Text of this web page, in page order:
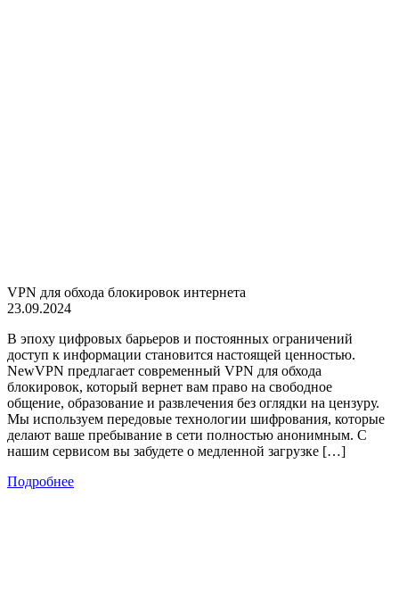
VPN для обхода блокировок интернета
23.09.2024
В эпоху цифровых барьеров и постоянных ограничений
доступ к информации становится настоящей ценностью.
NewVPN предлагает современный VPN для обхода
блокировок, который вернет вам право на свободное
общение, образование и развлечения без оглядки на цензуру.
Мы используем передовые технологии шифрования, которые
делают ваше пребывание в сети полностью анонимным. С
нашим сервисом вы забудете о медленной загрузке […]
Подробнее